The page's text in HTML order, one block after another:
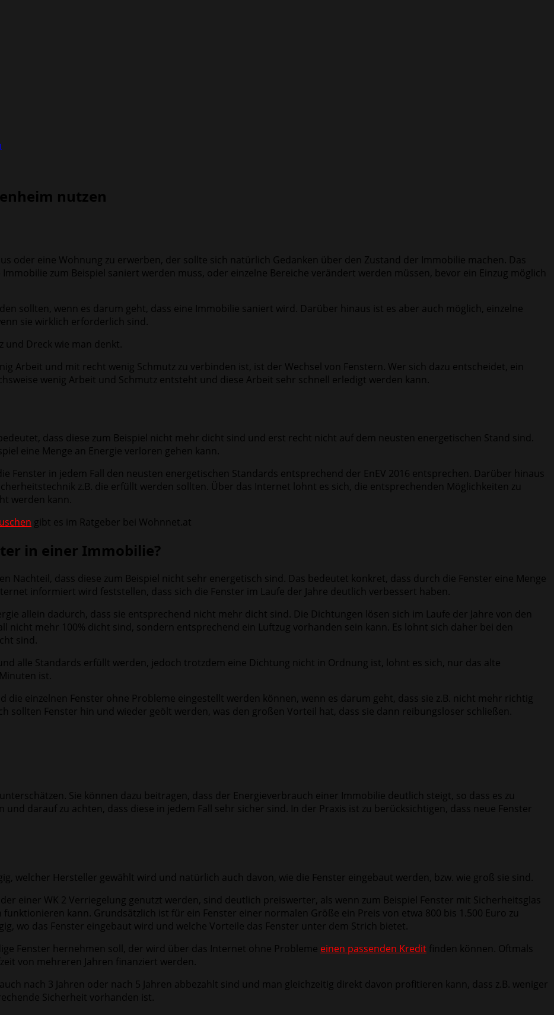
nutzen
oder eine Wohnung zu erwerben, der sollte sich natürlich Gedanken über den Zustand der Immobilie machen. Das
zum Beispiel saniert werden muss, oder einzelne Bereiche verändert werden müssen, bevor ein Einzug möglich
sollten, wenn es darum geht, dass eine Immobilie saniert wird. Darüber hinaus ist es aber auch möglich, einzelne
sie wirklich erforderlich sind.
und Dreck wie man denkt.
Arbeit und mit recht wenig Schmutz zu verbinden ist, ist der Wechsel von Fenstern. Wer sich dazu entscheidet, ein
wenig Arbeit und Schmutz entsteht und diese Arbeit sehr schnell erledigt werden kann.
dass diese zum Beispiel nicht mehr dicht sind und erst recht nicht auf dem neusten energetischen Stand sind.
eine Menge an Energie verloren gehen kann.
Fenster in jedem Fall den neusten energetischen Standards entsprechend der EnEV 2016 entsprechen. Darüber hinaus
z.B. die erfüllt werden sollten. Über das Internet lohnt es sich, die entsprechenden Möglichkeiten zu
werden kann.
gibt es im Ratgeber bei Wohnnet.at
in einer Immobilie?
Nachteil, dass diese zum Beispiel nicht sehr energetisch sind. Das bedeutet konkret, dass durch die Fenster eine Menge
informiert wird feststellen, dass sich die Fenster im Laufe der Jahre deutlich verbessert haben.
allein dadurch, dass sie entsprechend nicht mehr dicht sind. Die Dichtungen lösen sich im Laufe der Jahre von den
nicht mehr 100% dicht sind, sondern entsprechend ein Luftzug vorhanden sein kann. Es lohnt sich daher bei den
sind.
alle Standards erfüllt werden, jedoch trotzdem eine Dichtung nicht in Ordnung ist, lohnt es sich, nur das alte
ist.
die einzelnen Fenster ohne Probleme eingestellt werden können, wenn es darum geht, dass sie z.B. nicht mehr richtig
sollten Fenster hin und wieder geölt werden, was den großen Vorteil hat, dass sie dann reibungsloser schließen.
Sie können dazu beitragen, dass der Energieverbrauch einer Immobilie deutlich steigt, so dass es zu
und darauf zu achten, dass diese in jedem Fall sehr sicher sind. In der Praxis ist zu berücksichtigen, dass neue Fenster
welcher Hersteller gewählt wird und natürlich auch davon, wie die Fenster eingebaut werden, bzw. wie groß sie sind.
einer WK 2 Verriegelung genutzt werden, sind deutlich preiswerter, als wenn zum Beispiel Fenster mit Sicherheitsglas
kann. Grundsätzlich ist für ein Fenster einer normalen Größe ein Preis von etwa 800 bis 1.500 Euro zu
wo das Fenster eingebaut wird und welche Vorteile das Fenster unter dem Strich bietet.
Fenster hernehmen soll, der wird über das Internet ohne Probleme einen passenden Kredit finden können. Oftmals
von mehreren Jahren finanziert werden.
nach 3 Jahren oder nach 5 Jahren abbezahlt sind und man gleichzeitig direkt davon profitieren kann, dass z.B. weniger
Sicherheit vorhanden ist.